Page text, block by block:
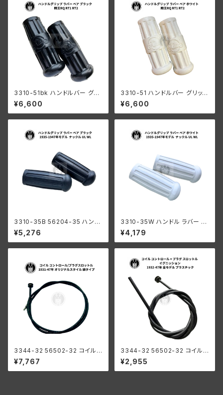
3310-51bk ハンドルバー グリ
ップ ラバー ペア ブラック 陸王R
Q RT1 RT2 日本製
¥6,600
3310-51 ハンドルバー グリップ
ラバー ペア ホワイト 陸王RQ R
T1 RT2 日本製
¥6,600
3310-35B 56204-35 ハンド
ルグリップ ラバー ペア ブラック
黒色 1935-1947年モデル ハー
レーダビッドソン ナックル UL
¥5,276
3310-35W ハンドル ラバー グ
リップ ペア 白 ホワイト 1935-1
947年 モデル用 ハーレーダビ
ッドソン ナックル UL WL
¥4,179
3344-32 56502-32 コイル
コントロール + プラグ オリジナ
ルスタイル ハーレーダビッドソ
ン 1931-47年 綿織物
¥7,767
3344-32 56502-32 コイル
コントロール + プラグ スロット
ル イグニッション ハーレーダビ
ッドソン 1932-47年 全モデル
¥2,955